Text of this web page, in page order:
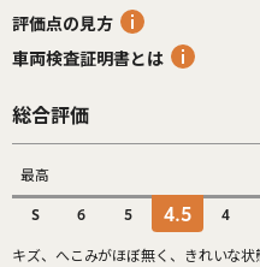
評価点の見方
車両検査証明書とは
総合評価
最高
S 6 5 4.5 4
キズ、へこみがほぼ無く、きれいな